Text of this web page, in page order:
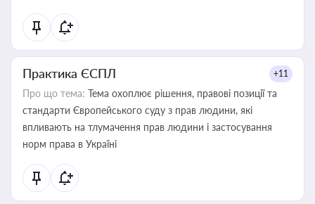
Практика ЄСПЛ +11
Про що тема: Тема охоплює рішення, правові позиції та
стандарти Європейського суду з прав людини, які
впливають на тлумачення прав людини і застосування
норм права в Україні